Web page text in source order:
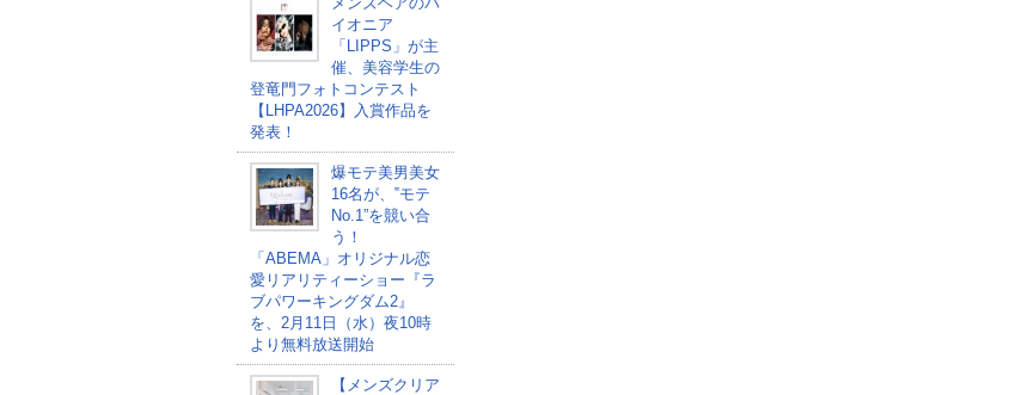
イオニア
「LIPPS」が主
催、美容学生の
登竜門フォトコンテスト
【LHPA2026】入賞作品を
発表！
爆モテ美男美女
16名が、‟モテ
No.1”を競い合
う！
「ABEMA」オリジナル恋
愛リアリティーショー『ラ
ブパワーキングダム2』
を、2月11日（水）夜10時
より無料放送開始
【メンズクリア